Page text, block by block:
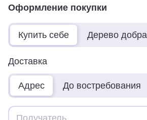
Оформление покупки
Купить себе Дерево добра
Доставка
Адрес До востребования